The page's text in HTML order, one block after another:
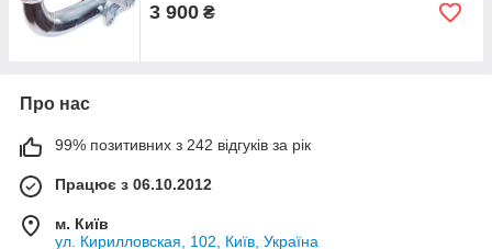
3 900 ₴
Про нас
99% позитивних з 242 відгуків за рік
Працює з 06.10.2012
м. Київ
ул. Кирилловская, 102, Київ, Україна